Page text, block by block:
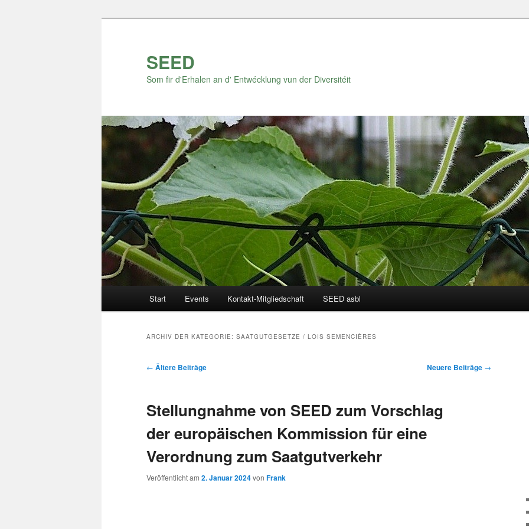
SEED
Som fir d'Erhalen an d' Entwécklung vun der Diversitéit
Start Events Kontakt-Mitgliedschaft SEED asbl
ARCHIV DER KATEGORIE: SAATGUTGESETZE / LOIS SEMENCIÈRES
Beitrags-
← Ältere Beiträge Neuere Beiträge →
Stellungnahme von SEED zum Vorschlag
der europäischen Kommission für eine
Verordnung zum Saatgutverkehr
Veröffentlicht am 2. Januar 2024von Frank